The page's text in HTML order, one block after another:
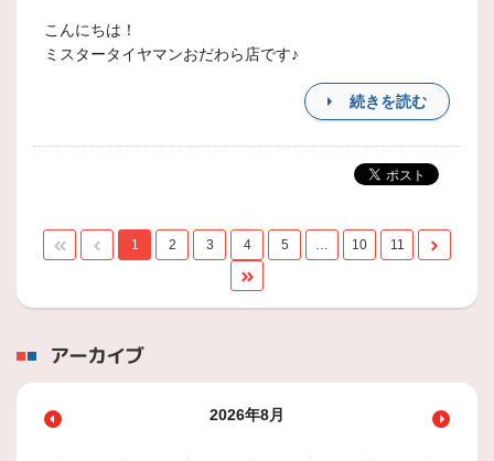
こんにちは！
ミスタータイヤマンおだわら店です♪
続きを読む
1 2 3 4 5 … 10 11
アーカイブ
2026年8月